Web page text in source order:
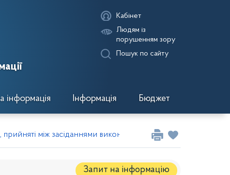
Кабінет
Людям із
порушенням зору
Пошук по сайту
інформація Інформація Бюджет
прийняті між засіданнями виконавчого комітету районної в
Запит на iнформацію